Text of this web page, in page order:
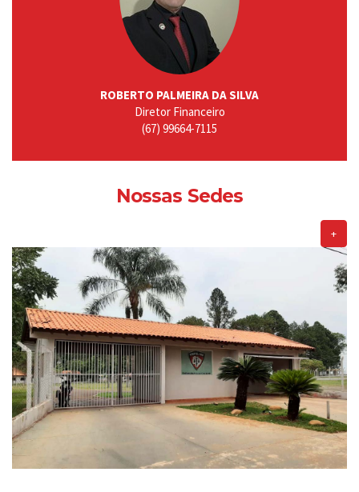
ROBERTO PALMEIRA DA SILVA
Diretor Financeiro
(67) 99664-7115
Nossas Sedes
+